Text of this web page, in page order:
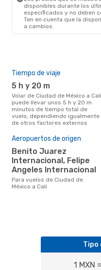
disponibles durante los
especificados y no deben
Ten en cuenta que la
a cambios.
Tiempo de viaje
5 h y 20 m
Volar de Ciudad de México a Cali
puede llevar unos 5 h y 20 m
minutos de tiempo total de
vuelo, dependiendo igualmente
de otros factores externos
Aeropuertos de origen
Benito Juarez
Internacional, Felipe
Angeles Internacional
Para vuelos de Ciudad de
México a Cali
Tipo
1 MXN